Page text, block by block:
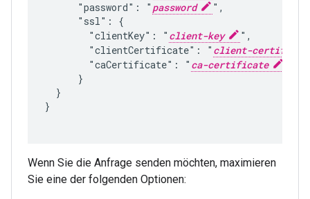
      "password": "
password
",
      "ssl": {
        "clientKey": "
client-key
",
        "clientCertificate": "
client-
        "caCertificate": "
ca-certificate
      }
  }
}
Wenn Sie die Anfrage senden möchten, maximieren
Sie eine der folgenden Optionen: